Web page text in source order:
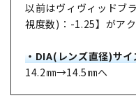
以前はヴィヴィッドブ
視度数)：-1.25】がア
・DIA(レンズ直径)サイ
14.2㎜→14.5㎜へ